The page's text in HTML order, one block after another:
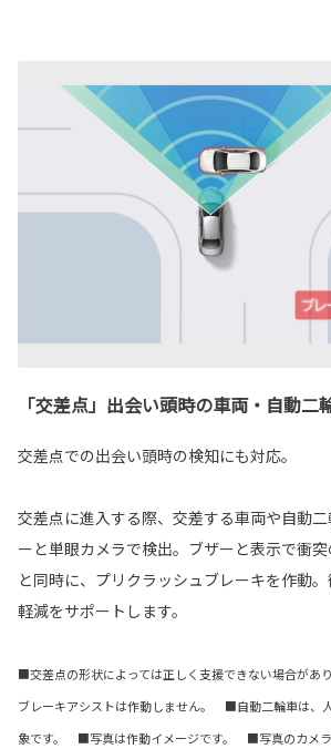
「交差点」出会い頭時の車両・自動二
交差点での出会い頭時の検知にも対応。
交差点に進入する際、交差する車両や自動
ーと単眼カメラで検出。ブザーと表示で衝
と同時に、プリクラッシュブレーキを作動
軽減をサポートします。
■交差点の形状によっては正しく支援できない場合が
ブレーキアシストは作動しません。 ■自動二輪車は、
象です。 ■写真は作動イメージです。 ■写真のカメラ